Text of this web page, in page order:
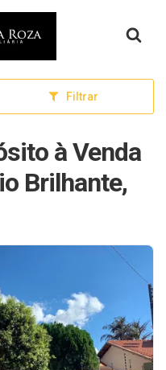
Filtrar
à Venda
Brilhante,